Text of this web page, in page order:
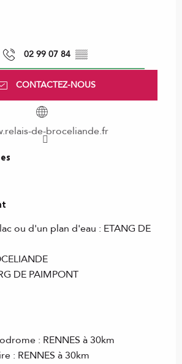
02 99 07 84 ▒▒
CONTACTEZ-NOUS
de-broceliande.fr
ou d'un plan d'eau : ETANG DE
DE PAIMPONT
: RENNES à 30km
: RENNES à 30km